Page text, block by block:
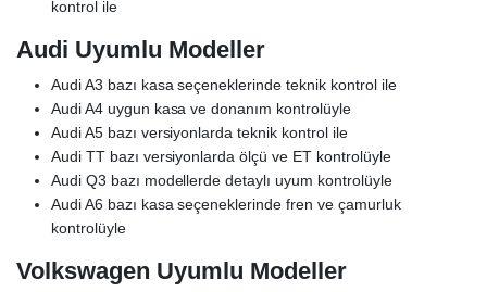
kontrol ile
Audi Uyumlu Modeller
Audi A3 bazı kasa seçeneklerinde teknik kontrol ile
Audi A4 uygun kasa ve donanım kontrolüyle
Audi A5 bazı versiyonlarda teknik kontrol ile
Audi TT bazı versiyonlarda ölçü ve ET kontrolüyle
Audi Q3 bazı modellerde detaylı uyum kontrolüyle
Audi A6 bazı kasa seçeneklerinde fren ve çamurluk
kontrolüyle
Volkswagen Uyumlu Modeller